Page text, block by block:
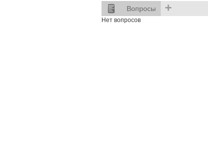
Вопросы +
Нет вопросов